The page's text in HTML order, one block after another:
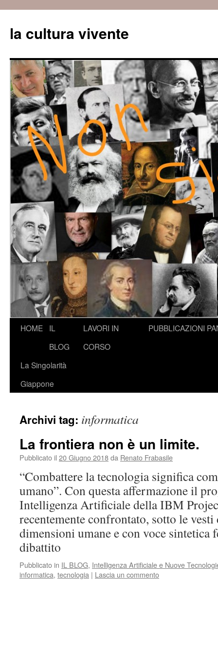
contenuto
la cultura vivente
HOME
IL
BLOG
LAVORI IN
CORSO
PUBBLICAZIONI
La Singolarità
Giappone
Archivi tag: informatica
La frontiera non è un limite.
Pubblicato il 20 Giugno 2018da Renato Frabasile
“Combattere la tecnologia significa
umano”. Con questa affermazione il
Intelligenza Artificiale della IBM
recentemente confrontato, sotto le
dimensioni umane e con voce sintetica
dibattito
Pubblicato in IL BLOG, Intelligenza Artificiale e Nuove
informatica, tecnologia | Lascia un commento